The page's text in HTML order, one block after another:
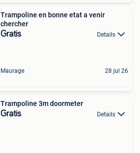
Trampoline en bonne etat a venir
chercher
Gratis Details
Maurage 28 jul 26
Trampoline 3m doormeter
Gratis Details